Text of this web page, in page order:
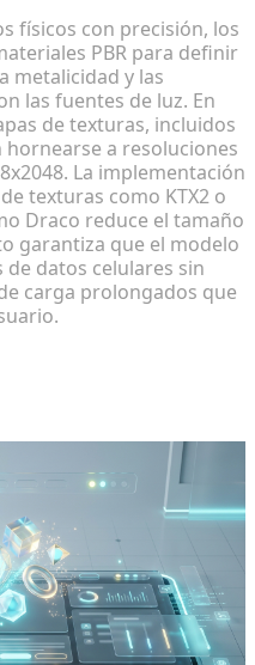
físicos con precisión, los
PBR para definir
metalicidad y las
las fuentes de luz. En
de texturas, incluidos
hornearse a resoluciones
La implementación
texturas como KTX2 o
Draco reduce el tamaño
garantiza que el modelo
datos celulares sin
carga prolongados que